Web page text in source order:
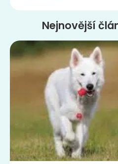
Nejnovější